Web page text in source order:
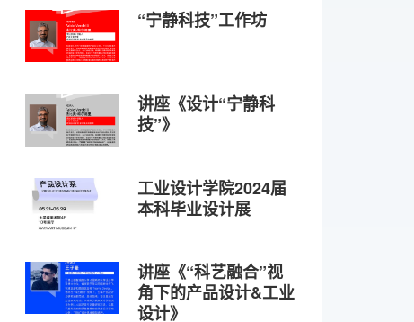
“宁静科技”工作坊
讲座《设计“宁静科
技”》
工业设计学院2024届
本科毕业设计展
讲座《“科艺融合”视
角下的产品设计&工业
设计》